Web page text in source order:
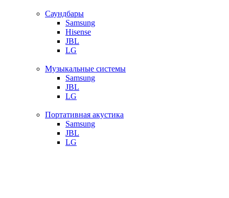
Саундбары
Samsung
Hisense
JBL
LG
Музыкальные системы
Samsung
JBL
LG
Портативная акустика
Samsung
JBL
LG